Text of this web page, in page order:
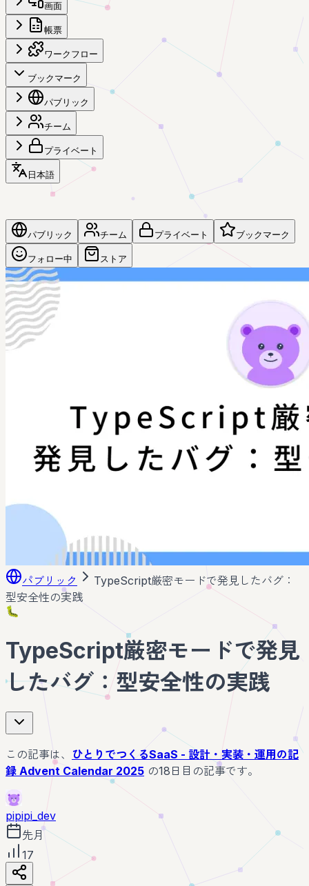
画面
帳票
ワークフロー
ブックマーク
パブリック
チーム
プライベート
日本語
パブリック チーム プライベート ブックマーク
フォロー中 ストア
パブリック
TypeScript厳密モードで発見したバグ：
型安全性の実践
🐛
TypeScript厳密モードで発見
したバグ：型安全性の実践
この記事は、 ひとりでつくるSaaS - 設計・実装・運用の記
録 Advent Calendar 2025 の18日目の記事です。
pipipi_dev
先月
17